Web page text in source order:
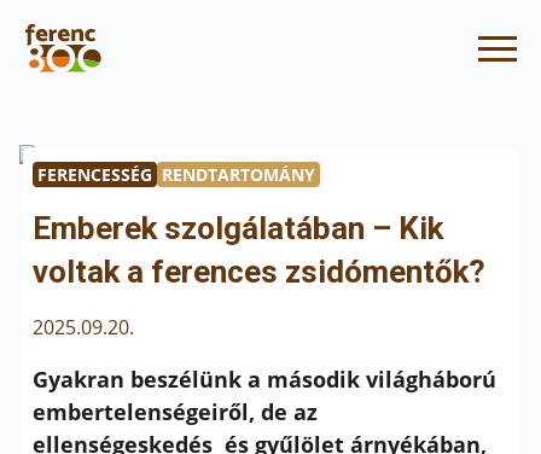
FERENCESSÉG RENDTARTOMÁNY
Emberek szolgálatában – Kik
voltak a ferences zsidómentők?
2025.09.20.
Gyakran beszélünk a második világháború
embertelenségeiről, de az
ellenségeskedés és gyűlölet árnyékában,